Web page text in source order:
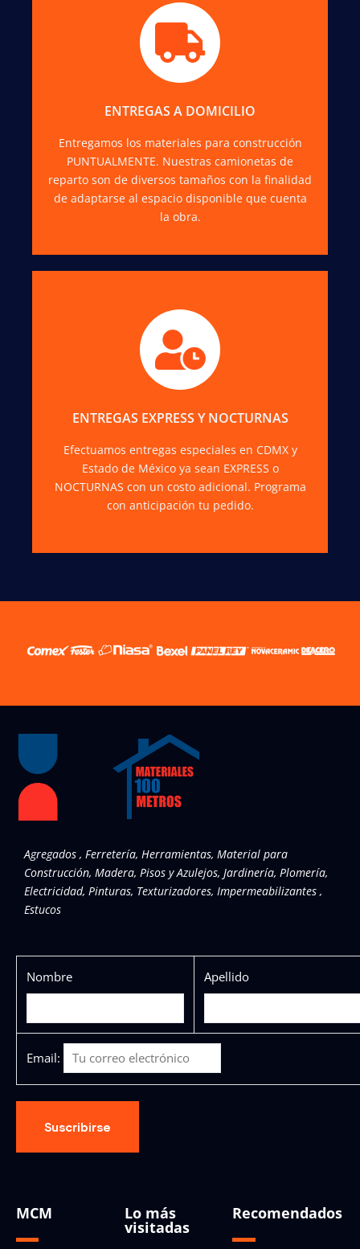
ENTREGAS A DOMICILIO
Entregamos los materiales para construcción
PUNTUALMENTE. Nuestras camionetas de
reparto son de diversos tamaños con la finalidad
de adaptarse al espacio disponible que cuenta
la obra.
Todas y cada una de nuestras entregas se
honestidad y RESPONSABILIDAD.
COTIZAR
ENTREGAS EXPRESS Y NOCTURNAS
Efectuamos entregas especiales en CDMX y
Estado de México ya sean EXPRESS o
NOCTURNAS con un costo adicional. Programa
con anticipación tu pedido.
Consulta con tu asesor de ventas la
disponibilidad de los servicios NOCTURNOS y
Agregados , Ferretería, Herramientas, Material para
Construcción, Madera, Pisos y Azulejos, Jardinería, Plomería,
Electricidad, Pinturas, Texturizadores, Impermeabilizantes ,
Estucos
Nombre Apellido
Email:
MCM Lo más
visitadas
Recomendados